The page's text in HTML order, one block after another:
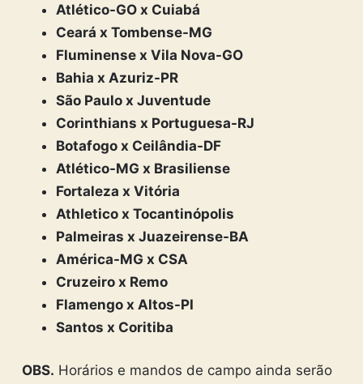
Atlético-GO x Cuiabá
Ceará x Tombense-MG
Fluminense x Vila Nova-GO
Bahia x Azuriz-PR
São Paulo x Juventude
Corinthians x Portuguesa-RJ
Botafogo x Ceilândia-DF
Atlético-MG x Brasiliense
Fortaleza x Vitória
Athletico x Tocantinópolis
Palmeiras x Juazeirense-BA
América-MG x CSA
Cruzeiro x Remo
Flamengo x Altos-PI
Santos x Coritiba
OBS. Horários e mandos de campo ainda serão